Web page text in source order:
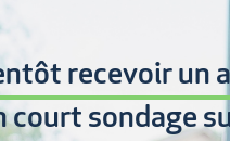
recevoir un
court sondage